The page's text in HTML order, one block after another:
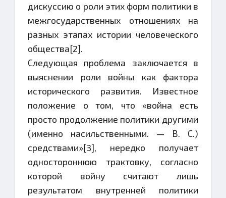
дискуссию о роли этих форм политики в
межгосударственных отношениях на
разных этапах истории человеческого
общества[2].
Следующая проблема заключается в
выяснении роли войны как фактора
исторического развития. Известное
положение о том, что «война есть
просто продолжение политики другими
(именно насильственными. — В. С.)
средствами»[3], нередко получает
одностороннюю трактовку, согласно
которой войну считают лишь
результатом внутренней политики